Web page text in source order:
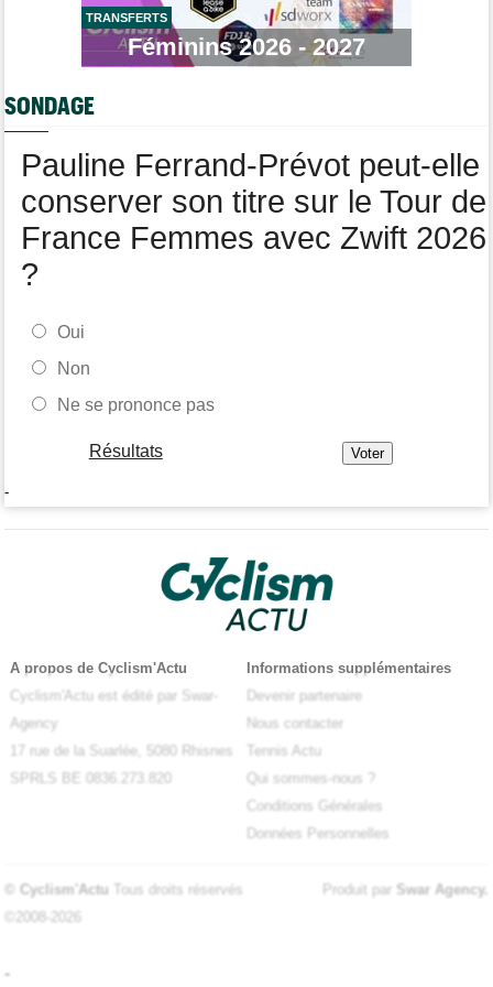
La surprise Francisco Campos remporte la 1ère étape
Tour de Pologne
Bart Lemmen : "J'attendais cette 1ère victoire depuis
TRANSFERTS
Féminins 2026 - 2027
SONDAGE
Pauline Ferrand-Prévot peut-elle
conserver son titre sur le Tour de
France Femmes avec Zwift 2026
?
Oui
Non
Ne se prononce pas
Résultats
-
A propos de Cyclism'Actu
Cyclism'Actu est édité par Swar-
Agency
17 rue de la Suarlée, 5080 Rhisnes
SPRLS BE 0836.273.820
Informations supplémentaires
Devenir partenaire
Nous contacter
Tennis Actu
Qui sommes-nous ?
Conditions Générales
Données Personnelles
© Cyclism'Actu Tous droits réservés
©2008-2026
Produit par Swar Agency.
-